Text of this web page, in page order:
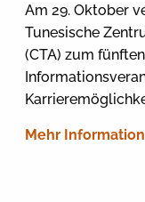
Am 29. Oktober
Tunesische
(CTA) zum
Mehr Information